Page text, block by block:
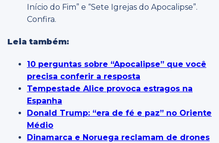
Início do Fim” e “Sete Igrejas do Apocalipse”.
Confira.
Leia também:
10 perguntas sobre “Apocalipse” que você
precisa conferir a resposta
Tempestade Alice provoca estragos na
Espanha
Donald Trump: “era de fé e paz” no Oriente
Médio
Dinamarca e Noruega reclamam de drones